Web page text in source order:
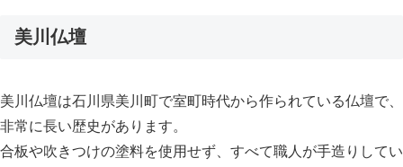
美川仏壇
美川仏壇は石川県美川町で室町時代から作られている仏壇で、
非常に長い歴史があります。
合板や吹きつけの塗料を使用せず、すべて職人が手造りしてい